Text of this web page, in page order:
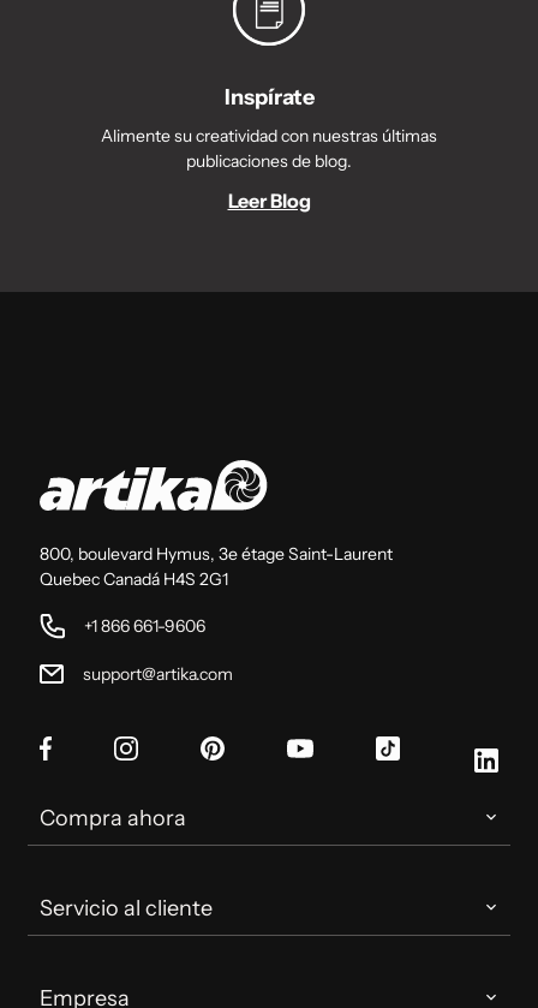
Inspírate
Alimente su creatividad con nuestras últimas
publicaciones de blog.
Leer Blog
800, boulevard Hymus, 3e étage Saint-Laurent
Quebec Canadá H4S 2G1
+1 866 661-9606
support@artika.com
FacebookInstagramPinterest YouTube
Compra ahora
Servicio al cliente
Empresa